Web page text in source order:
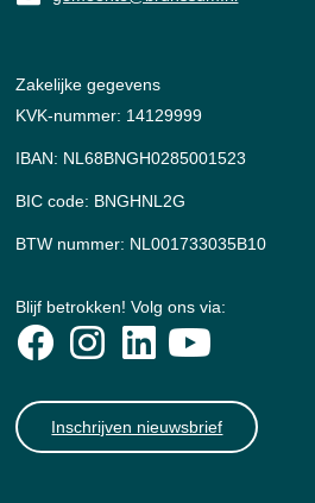
Zakelijke gegevens
KVK-nummer: 14129999
IBAN: NL68BNGH0285001523
BIC code: BNGHNL2G
BTW nummer: NL001733035B10
Blijf betrokken! Volg ons via:
Inschrijven nieuwsbrief